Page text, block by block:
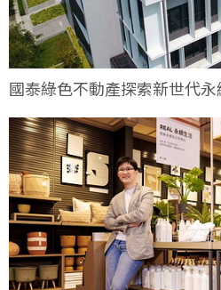
國泰綠色不動產探索新世代